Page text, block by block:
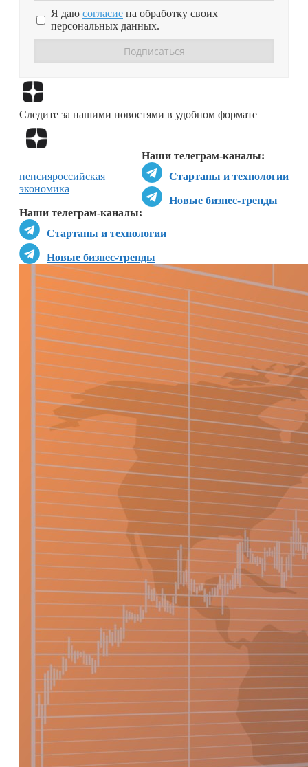
Я даю согласие на обработку своих
персональных данных.
Следите за нашими новостями в удобном формате
Наши телеграм-каналы:
Стартапы и технологии
Новые бизнес-тренды
Наши телеграм-каналы:
Стартапы и технологии
Новые бизнес-тренды
пенсияроссийская
экономика